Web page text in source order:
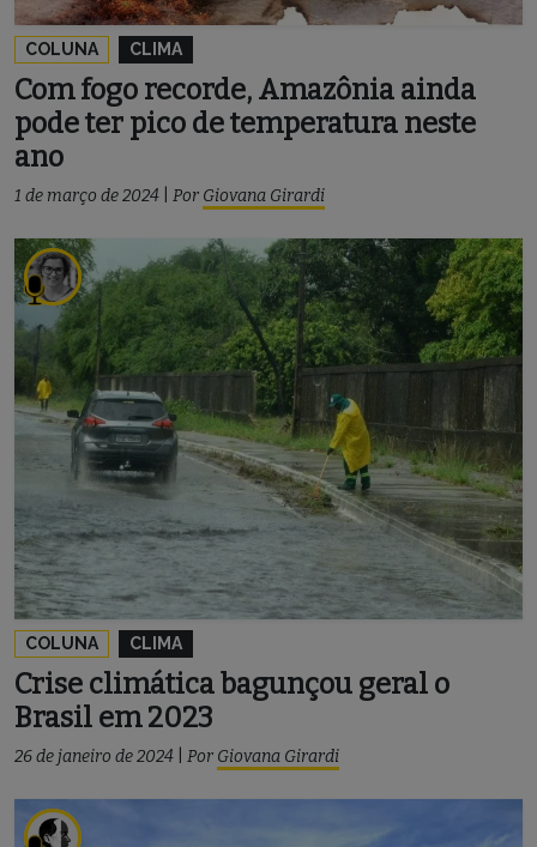
COLUNA CLIMA
Com fogo recorde, Amazônia ainda
pode ter pico de temperatura neste
ano
1 de março de 2024 Por Giovana Girardi
COLUNA CLIMA
Crise climática bagunçou geral o
Brasil em 2023
26 de janeiro de 2024 Por Giovana Girardi